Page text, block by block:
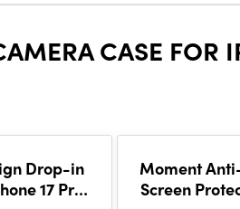
CASE
Drop-in
17 Pro
Moment
Screen